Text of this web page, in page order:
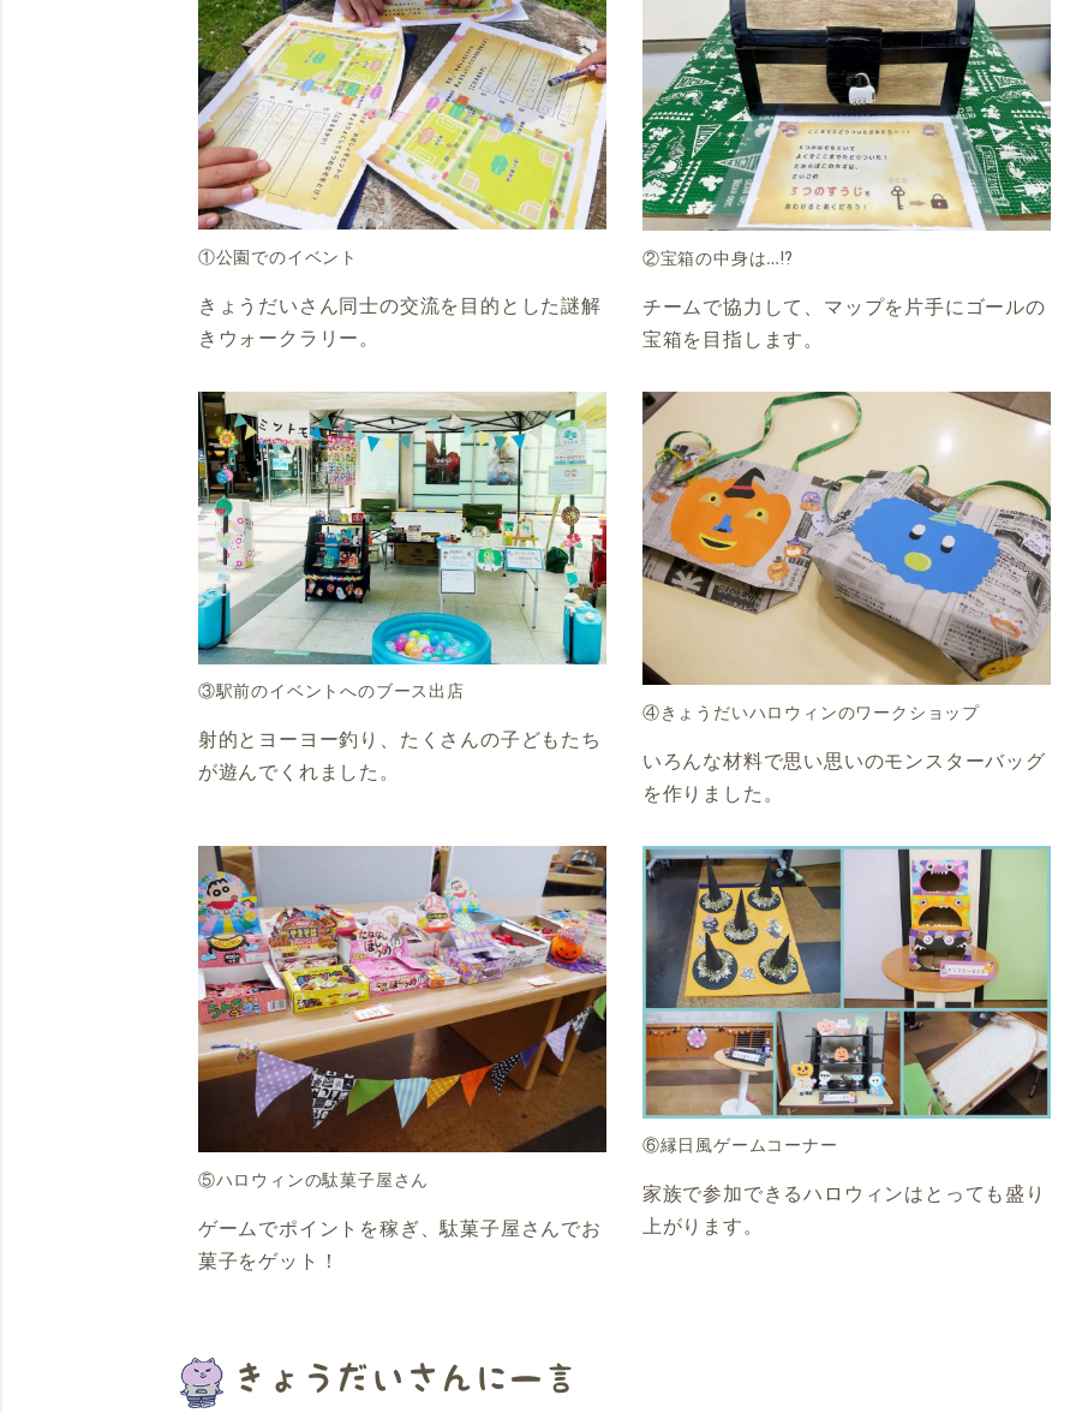
①公園でのイベント
きょうだいさん同士の交流を目的とした謎解
きウォークラリー。
②宝箱の中身は…⁉
チームで協力して、マップを片手にゴールの
宝箱を目指します。
③駅前のイベントへのブース出店
射的とヨーヨー釣り、たくさんの子どもたち
が遊んでくれました。
④きょうだいハロウィンのワークショップ
いろんな材料で思い思いのモンスターバッグ
を作りました。
⑤ハロウィンの駄菓子屋さん
ゲームでポイントを稼ぎ、駄菓子屋さんでお
菓子をゲット！
⑥縁日風ゲームコーナー
家族で参加できるハロウィンはとっても盛り
上がります。
きょうだいさんに一言